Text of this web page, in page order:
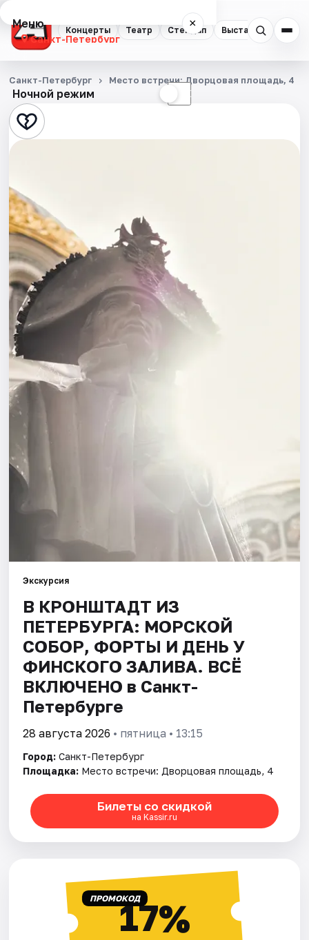
Концерты Театр Стендап Выставки
Меню ×
Санкт-Петербург
Концерты
Театр
Стендап
Квесты
Экскурсии
Спорт
События
Города
Площадки
Артисты
Рейтинги
Ночной режим ☾
Санкт-Петербург Место встречи: Дворцовая площадь, 4
Экскурсия
В КРОНШТАДТ ИЗ
ПЕТЕРБУРГА: МОРСКОЙ
СОБОР, ФОРТЫ И ДЕНЬ У
ФИНСКОГО ЗАЛИВА. ВСЁ
ВКЛЮЧЕНО в Санкт-
Петербурге
28 августа 2026 • пятница • 13:15
Город: Санкт-Петербург
Площадка: Место встречи: Дворцовая площадь, 4
Билеты со скидкой
на Kassir.ru
ПРОМОКОД17%